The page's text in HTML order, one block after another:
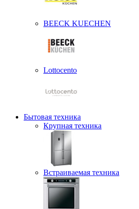
BEECK KUECHEN
Lottocento
Бытовая техника
Крупная техника
Встраиваемая техника